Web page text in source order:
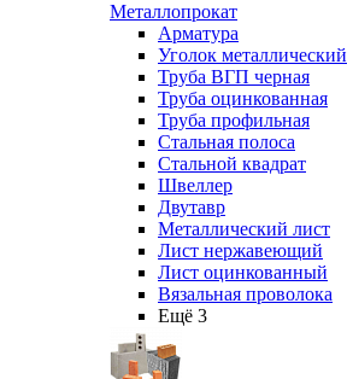
Металлопрокат
Арматура
Уголок металлический
Труба ВГП черная
Труба оцинкованная
Труба профильная
Стальная полоса
Стальной квадрат
Швеллер
Двутавр
Металлический лист
Лист нержавеющий
Лист оцинкованный
Вязальная проволока
Ещё 3